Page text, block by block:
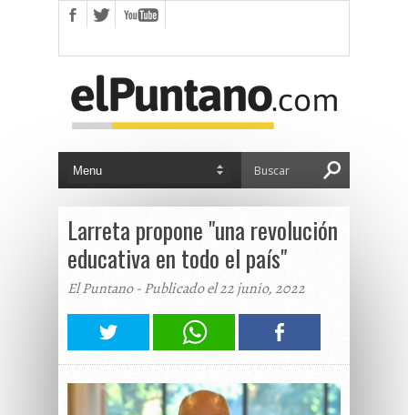
Larreta propone "una revolución
educativa en todo el país"
El Puntano - Publicado el 22 junio, 2022